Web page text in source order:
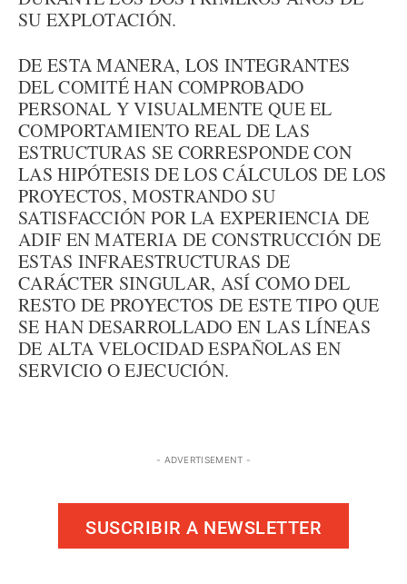
SU EXPLOTACIÓN.
DE ESTA MANERA, LOS INTEGRANTES
DEL COMITÉ HAN COMPROBADO
PERSONAL Y VISUALMENTE QUE EL
COMPORTAMIENTO REAL DE LAS
ESTRUCTURAS SE CORRESPONDE CON
LAS HIPÓTESIS DE LOS CÁLCULOS DE LOS
PROYECTOS, MOSTRANDO SU
SATISFACCIÓN POR LA EXPERIENCIA DE
ADIF EN MATERIA DE CONSTRUCCIÓN DE
ESTAS INFRAESTRUCTURAS DE
CARÁCTER SINGULAR, ASÍ COMO DEL
RESTO DE PROYECTOS DE ESTE TIPO QUE
SE HAN DESARROLLADO EN LAS LÍNEAS
DE ALTA VELOCIDAD ESPAÑOLAS EN
SERVICIO O EJECUCIÓN.
- ADVERTISEMENT -
SUSCRIBIR A NEWSLETTER